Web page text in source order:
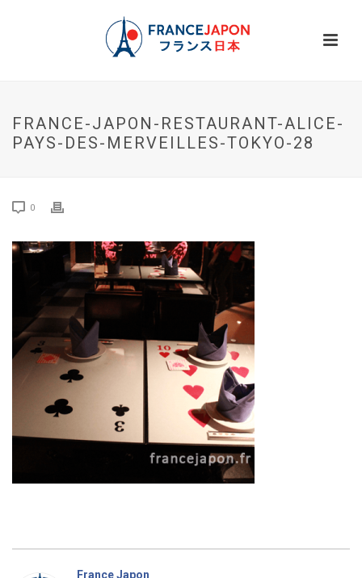
FRANCE-JAPON-RESTAURANT-ALICE-
PAYS-DES-MERVEILLES-TOKYO-28
0
France Japon